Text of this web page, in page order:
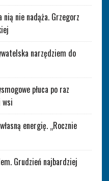
nie nadąża. Grzegorz
narzędziem do
płuca po raz
wsi
energię. „Rocznie
Grudzień najbardziej